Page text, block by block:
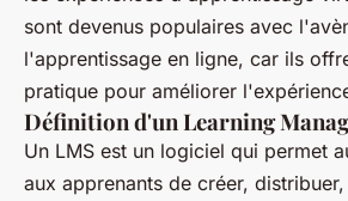
sont devenus populaires avec
l'apprentissage en ligne, car ils
pratique pour améliorer
Définition d'un Learning
Un LMS est un logiciel qui permet
aux apprenants de créer,